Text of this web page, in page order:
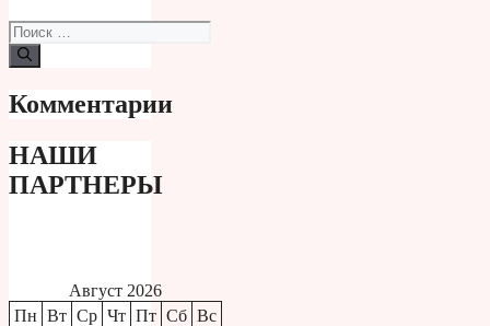
Поиск:
Комментарии
НАШИ
ПАРТНЕРЫ
Август 2026
Пн Вт Ср Чт Пт Сб Вс